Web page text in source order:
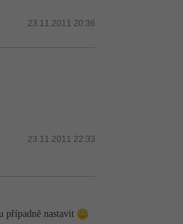
23.11.2011 20:36
23.11.2011 22:33
případně nastavit